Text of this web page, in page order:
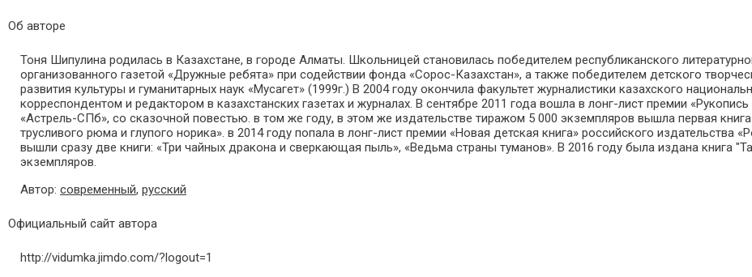
Об авторе
Тоня Шипулина родилась в Казахстане, в городе Алматы. Школьницей становилась победителем республиканского
организованного газетой «Дружные ребята» при содействии фонда «Сорос-Казахстан», а также победителем детского
развития культуры и гуманитарных наук «Мусагет» (1999г.) В 2004 году окончила факультет журналистики казахского
корреспондентом и редактором в казахстанских газетах и журналах. В сентябре 2011 года вошла в лонг-лист премии
«Астрель-СПб», со сказочной повестью. в том же году, в этом же издательстве тиражом 5 000 экземпляров вышла первая
трусливого рюма и глупого норика». в 2014 году попала в лонг-лист премии «Новая детская книга» российского издательства
вышли сразу две книги: «Три чайных дракона и сверкающая пыль», «Ведьма страны туманов». В 2016 году была издана книга
экземпляров.
Автор: современный, русский
Официальный сайт автора
http://vidumka.jimdo.com/?logout=1